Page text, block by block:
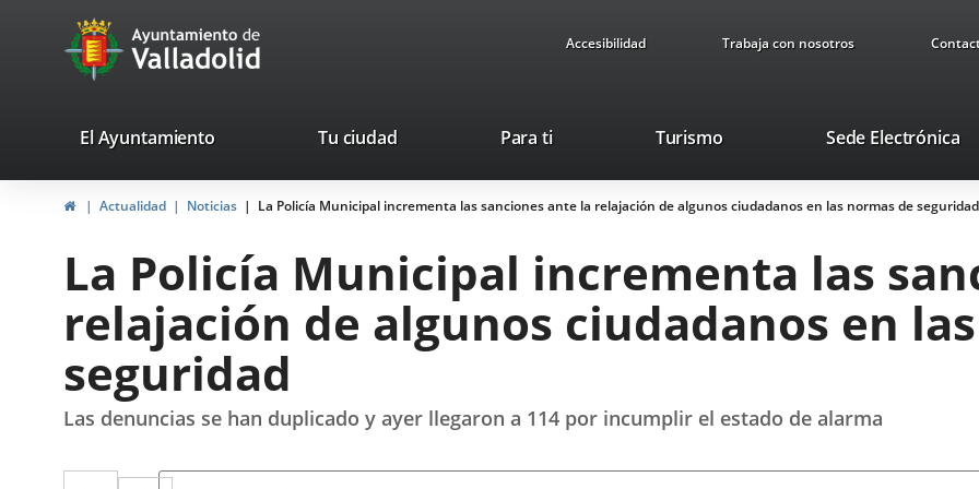
Portal
Web
Ayuntamiento
de
Accesibilidad Trabaja con nosotros
valladolid.es
El Ayuntamiento Tu ciudad Para ti TurismoEste
se
abrirá
ventana
Sede Electrónica
InicioActualidad Noticias La Policía Municipal incrementa las sanciones ante la relajación de algunos ciudadanos en las normas de seguridad
La Policía Municipal incrementa las
relajación de algunos ciudadanos en
seguridad
Las denuncias se han duplicado y ayer llegaron a 114 por incumplir el estado de alarma